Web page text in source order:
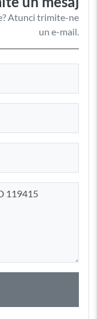
Atunci trimite-ne
un e-mail.